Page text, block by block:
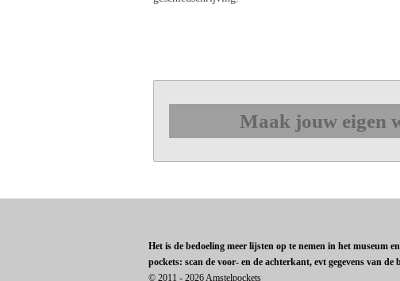
Maak jouw eigen
Het is de bedoeling meer lijsten op te nemen in het museum
pockets: scan de voor- en de achterkant, evt gegevens van
© 2011 - 2026 Amstelpockets